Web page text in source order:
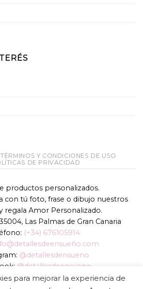
TÉRMINOS Y CONDICIONES DE USO
DE PRIVACIDAD
productos personalizados.
con tú foto, frase o dibujo nuestros
regala Amor Personalizado.
Las Palmas de Gran Canaria
(+34) 676105914
@detallesdensueno
@detallesdeensueno
@detallesdensueno
para mejorar la experiencia de